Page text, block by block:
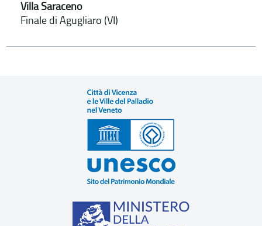
Villa Saraceno
Finale di Agugliaro (VI)